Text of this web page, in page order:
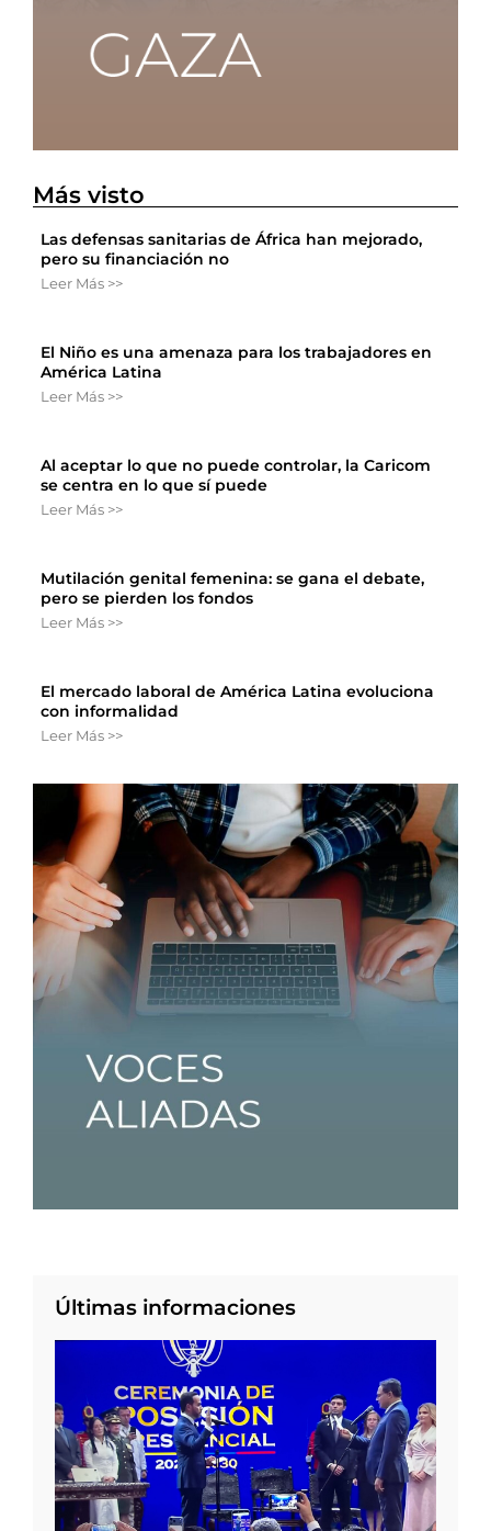
Más visto
Las defensas sanitarias de África han mejorado,
pero su financiación no
Leer Más >>
El Niño es una amenaza para los trabajadores en
América Latina
Leer Más >>
Al aceptar lo que no puede controlar, la Caricom
se centra en lo que sí puede
Leer Más >>
Mutilación genital femenina: se gana el debate,
pero se pierden los fondos
Leer Más >>
El mercado laboral de América Latina evoluciona
con informalidad
Leer Más >>
Últimas informaciones